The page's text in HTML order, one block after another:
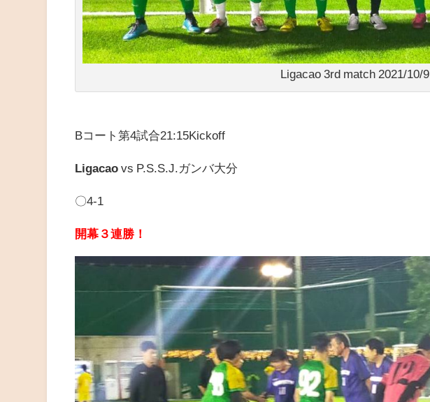
Ligacao 3rd match 2021/10/9
Bコート第4試合21:15Kickoff
Ligacao vs P.S.S.J.ガンバ大分
〇4-1
開幕３連勝！